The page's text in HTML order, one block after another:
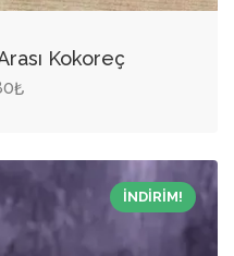
Kokoreç
₺
İNDIRIM!